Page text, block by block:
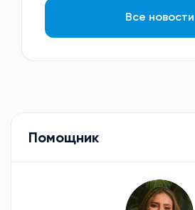
Все новости
Помощник